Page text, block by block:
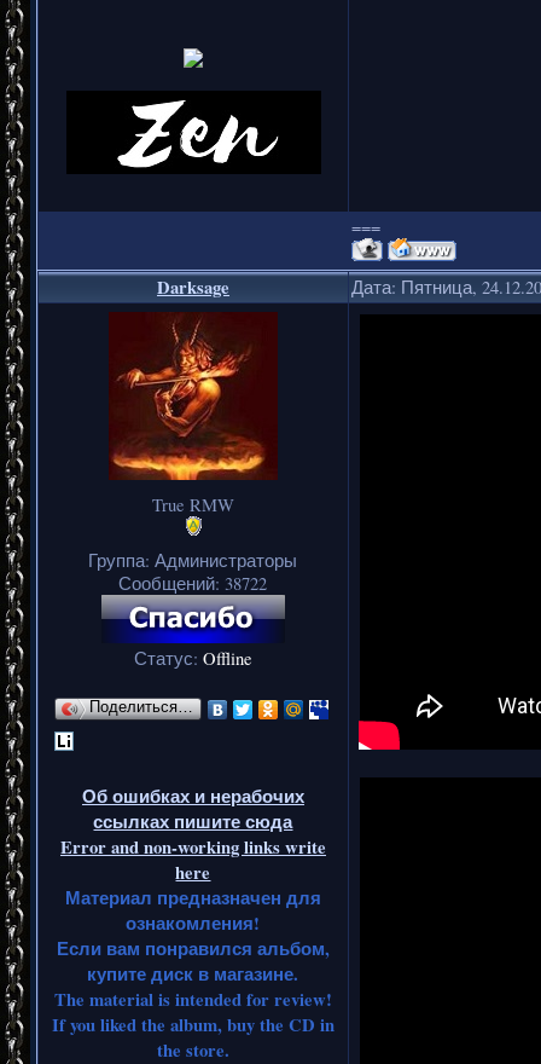
===
Darksage Дата: Пятница,
True RMW
Группа: Администраторы
Сообщений: 38722
Статус: Offline
Поделиться…
Об ошибках и нерабочих
ссылках пишите сюда
Error and non-working links write
here
Материал предназначен для
ознакомления!
Если вам понравился альбом,
купите диск в магазине.
The material is intended for review!
If you liked the album, buy the CD in
the store.